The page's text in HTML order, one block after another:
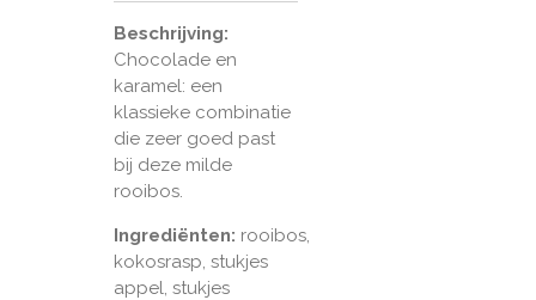
Beschrijving:
Chocolade en
karamel: een
klassieke combinatie
die zeer goed past
bij deze milde
rooibos.
Ingrediënten: rooibos,
kokosrasp, stukjes
appel, stukjes